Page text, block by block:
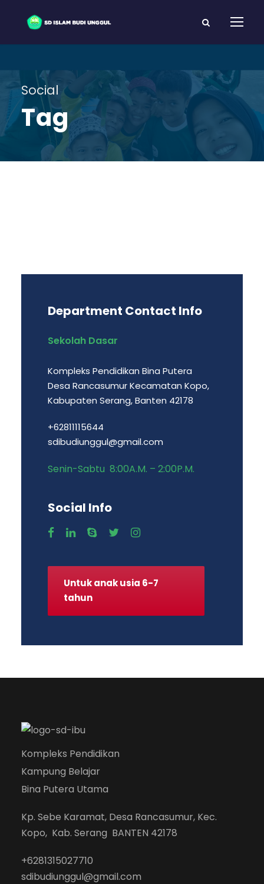
Social
Tag
Department Contact Info
Sekolah Dasar
Kompleks Pendidikan Bina Putera
Desa Rancasumur Kecamatan Kopo,
Kabupaten Serang, Banten 42178
+62811115644
sdibudiunggul@gmail.com
Senin-Sabtu 8:00A.M. – 2:00P.M.
Social Info
Untuk anak usia 6-7
tahun
Kompleks Pendidikan
Kampung Belajar
Bina Putera Utama
Kp. Sebe Karamat, Desa Rancasumur, Kec.
Kopo, Kab. Serang BANTEN 42178
+6281315027710
sdibudiunggul@gmail.com